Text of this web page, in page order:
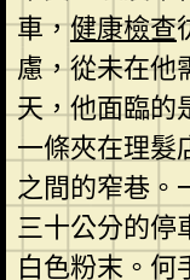
車，健康檢查
慮，從未在他
天，他面臨的
一條夾在理髮
之間的窄巷。
三十公分的停
白色粉末。何